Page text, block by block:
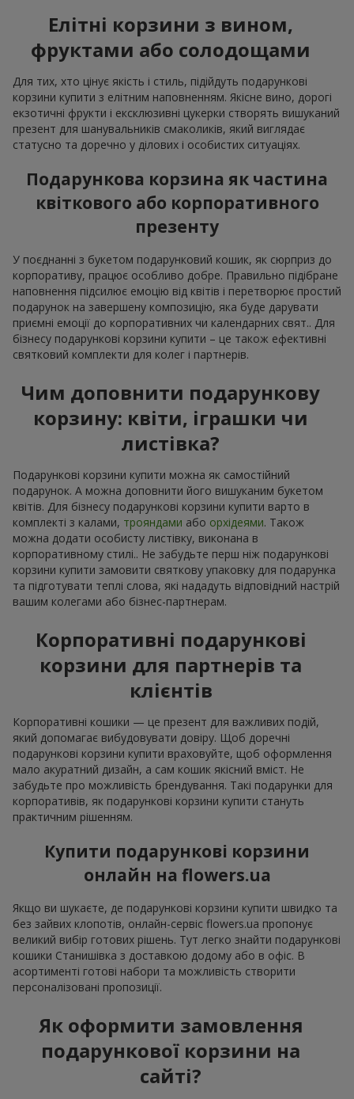
Елітні корзини з вином,
фруктами або солодощами
Для тих, хто цінує якість і стиль, підійдуть подарункові
корзини купити з елітним наповненням. Якісне вино, дорогі
екзотичні фрукти і ексклюзивні цукерки створять вишуканий
презент для шанувальників смаколиків, який виглядає
статусно та доречно у ділових і особистих ситуаціях.
Подарункова корзина як частина
квіткового або корпоративного
презенту
У поєднанні з букетом подарунковий кошик, як сюрприз до
корпоративу, працює особливо добре. Правильно підібране
наповнення підсилює емоцію від квітів і перетворює простий
подарунок на завершену композицію, яка буде дарувати
приємні емоції до корпоративних чи календарних свят.. Для
бізнесу подарункові корзини купити – це також ефективні
святковий комплекти для колег і партнерів.
Чим доповнити подарункову
корзину: квіти, іграшки чи
листівка?
Подарункові корзини купити можна як самостійний
подарунок. А можна доповнити його вишуканим букетом
квітів. Для бізнесу подарункові корзини купити варто в
комплекті з калами, трояндами або орхідеями. Також
можна додати особисту листівку, виконана в
корпоративному стилі.. Не забудьте перш ніж подарункові
корзини купити замовити святкову упаковку для подарунка
та підготувати теплі слова, які нададуть відповідний настрій
вашим колегами або бізнес-партнерам.
Корпоративні подарункові
корзини для партнерів та
клієнтів
Корпоративні кошики — це презент для важливих подій,
який допомагає вибудовувати довіру. Щоб доречні
подарункові корзини купити враховуйте, щоб оформлення
мало акуратний дизайн, а сам кошик якісний вміст. Не
забудьте про можливість брендування. Такі подарунки для
корпоративів, як подарункові корзини купити стануть
практичним рішенням.
Купити подарункові корзини
онлайн на flowers.ua
Якщо ви шукаєте, де подарункові корзини купити швидко та
без зайвих клопотів, онлайн-сервіс flowers.ua пропонує
великий вибір готових рішень. Тут легко знайти подарункові
кошики Станишівка з доставкою додому або в офіс. В
асортименті готові набори та можливість створити
персоналізовані пропозиції.
Як оформити замовлення
подарункової корзини на
сайті?